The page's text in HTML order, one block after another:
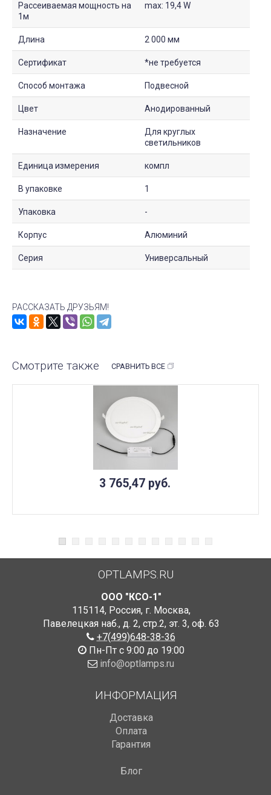
Рассеиваемая мощность на
1м
max: 19,4 W
Длина 2 000 мм
Сертификат *не требуется
Способ монтажа Подвесной
Цвет Анодированный
Назначение
Для круглых
светильников
Единица измерения компл
В упаковке 1
Упаковка -
Корпус Алюминий
Серия Универсальный
РАССКАЗАТЬ ДРУЗЬЯМ!
Смотрите также СРАВНИТЬ ВСЕ
3 765,47 руб.
OPTLAMPS.RU
ООО "КСО-1"
115114, Россия, г. Москва,
Павелецкая наб., д. 2, стр.2, эт. 3, оф. 63
+7(499)648-38-36
Пн-Пт с 9:00 до 19:00
info@optlamps.ru
ИНФОРМАЦИЯ
Доставка
Оплата
Гарантия
Блог